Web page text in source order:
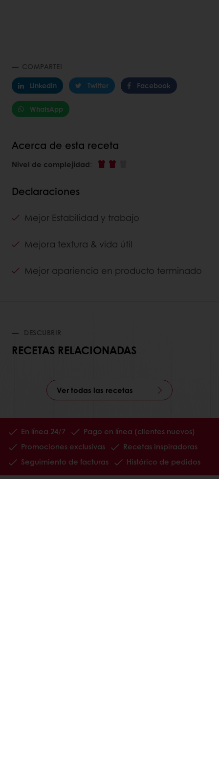
COMPARTE!
Linkedin
Twitter Facebook
WhatsApp
Acerca de esta receta
Nivel de complejidad:
Declaraciones
Mejor Estabilidad y trabajo
Mejora textura & vida útil
Mejor apariencia en producto terminado
DESCUBRIR
RECETAS RELACIONADAS
Ver todas las recetas
En línea 24/7
Pago en línea (clientes nuevos)
Promociones exclusivas
Recetas inspiradoras
Seguimiento de facturas
Histórico de pedidos